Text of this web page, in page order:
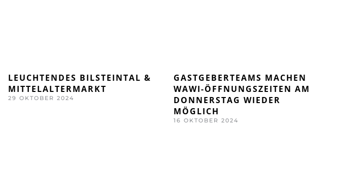
LEUCHTENDES BILSTEINTAL &
MITTELALTERMARKT
29 OKTOBER 2024
GASTGEBERTEAMS MACHEN
WAWI-ÖFFNUNGSZEITEN AM
DONNERSTAG WIEDER
MÖGLICH
16 OKTOBER 2024